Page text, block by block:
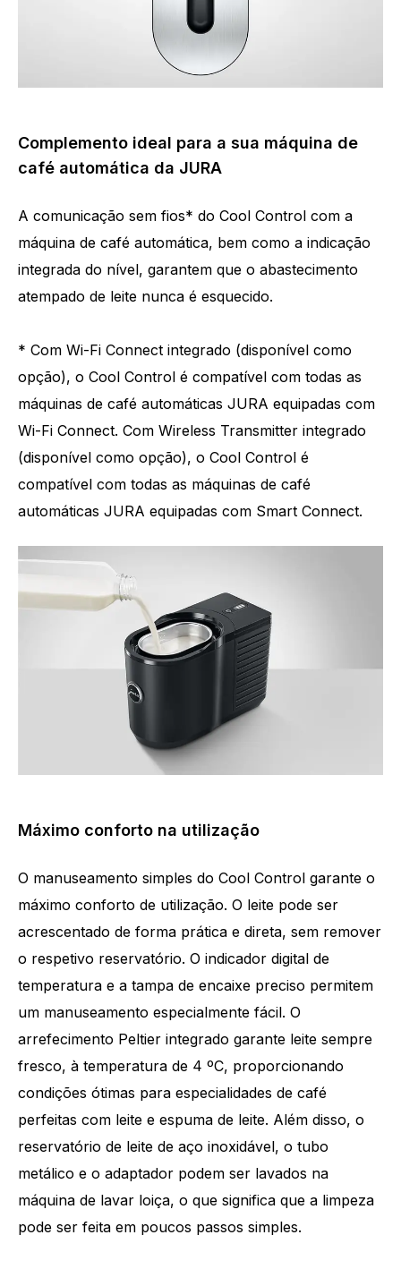
Complemento ideal para a sua máquina de
café automática da JURA
A comunicação sem fios* do Cool Control com a
máquina de café automática, bem como a indicação
integrada do nível, garantem que o abastecimento
atempado de leite nunca é esquecido.
* Com Wi-Fi Connect integrado (disponível como
opção), o Cool Control é compatível com todas as
máquinas de café automáticas JURA equipadas com
Wi-Fi Connect. Com Wireless Transmitter integrado
(disponível como opção), o Cool Control é
compatível com todas as máquinas de café
automáticas JURA equipadas com Smart Connect.
Máximo conforto na utilização
O manuseamento simples do Cool Control garante o
máximo conforto de utilização. O leite pode ser
acrescentado de forma prática e direta, sem remover
o respetivo reservatório. O indicador digital de
temperatura e a tampa de encaixe preciso permitem
um manuseamento especialmente fácil. O
arrefecimento Peltier integrado garante leite sempre
fresco, à temperatura de 4 ºC, proporcionando
condições ótimas para especialidades de café
perfeitas com leite e espuma de leite. Além disso, o
reservatório de leite de aço inoxidável, o tubo
metálico e o adaptador podem ser lavados na
máquina de lavar loiça, o que significa que a limpeza
pode ser feita em poucos passos simples.